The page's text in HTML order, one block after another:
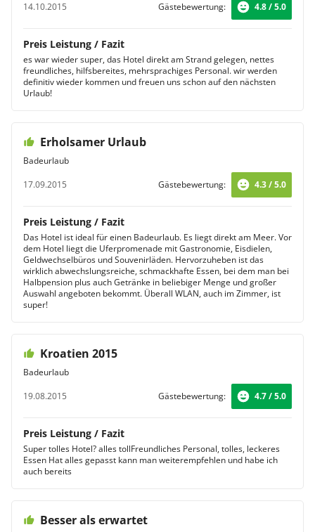
14.10.2015
Gästebewertung: 4.8 / 5.0
Preis Leistung / Fazit
es war wieder super, das Hotel direkt am Strand gelegen, nettes
freundliches, hilfsbereites, mehrsprachiges Personal. wir werden
definitiv wieder kommen und freuen uns schon auf den nächsten
Urlaub!
Erholsamer Urlaub
Badeurlaub
17.09.2015
Gästebewertung: 4.3 / 5.0
Preis Leistung / Fazit
Das Hotel ist ideal für einen Badeurlaub. Es liegt direkt am Meer. Vor
dem Hotel liegt die Uferpromenade mit Gastronomie, Eisdielen,
Geldwechselbüros und Souvenirläden. Hervorzuheben ist das
wirklich abwechslungsreiche, schmackhafte Essen, bei dem man bei
Halbpension plus auch Getränke in beliebiger Menge und großer
Auswahl angeboten bekommt. Überall WLAN, auch im Zimmer, ist
super!
Kroatien 2015
Badeurlaub
19.08.2015
Gästebewertung: 4.7 / 5.0
Preis Leistung / Fazit
Super tolles Hotel? alles tollFreundliches Personal, tolles, leckeres
Essen Hat alles gepasst kann man weiterempfehlen und habe ich
auch bereits
Besser als erwartet